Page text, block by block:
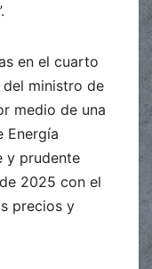
en el cuarto
ministro de
medio de una
Energía
y prudente
2025 con el
precios y